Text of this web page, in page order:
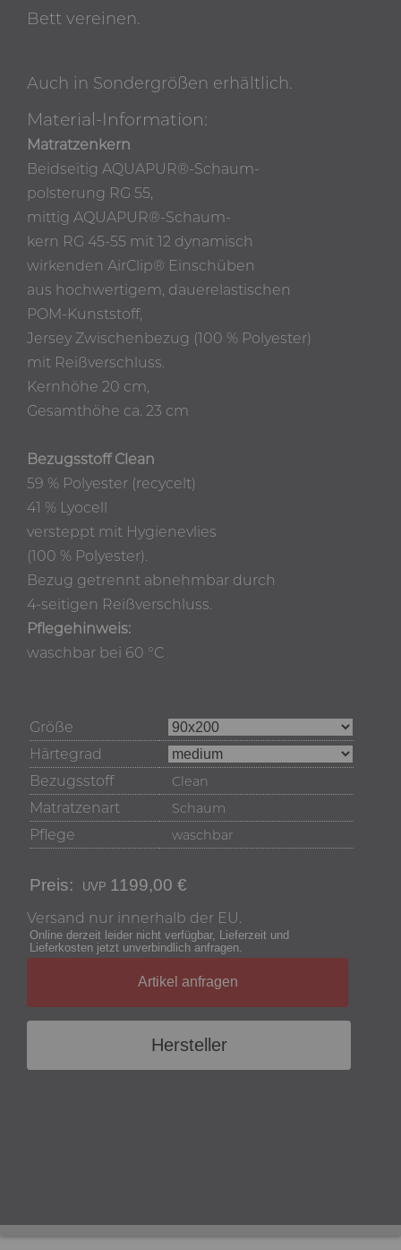
Bett vereinen.
Auch in Sondergrößen erhältlich.
Material-Information:
Matratzenkern
Beidseitig AQUAPUR®-Schaum-
polsterung RG 55,
mittig AQUAPUR®-Schaum-
kern RG 45-55 mit 12 dynamisch
wirkenden AirClip® Einschüben
aus hochwertigem, dauerelastischen
POM-Kunststoff,
Jersey Zwischenbezug (100 % Polyester)
mit Reißverschluss.
Kernhöhe 20 cm,
Gesamthöhe ca. 23 cm
Bezugsstoff Clean
59 % Polyester (recycelt)
41 % Lyocell
versteppt mit Hygienevlies
(100 % Polyester).
Bezug getrennt abnehmbar durch
4-seitigen Reißverschluss.
Pflegehinweis:
waschbar bei 60 °C
Größe
Härtegrad
Bezugsstoff
Clean
Matratzenart Schaum
Pflege waschbar
Preis: 1199,00 €
Versand nur innerhalb der EU.
Online derzeit leider nicht verfügbar, Lieferzeit und
Lieferkosten jetzt unverbindlich anfragen.
Artikel anfragen
Hersteller